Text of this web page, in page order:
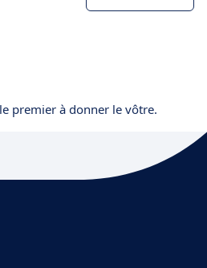
premier à donner le vôtre.